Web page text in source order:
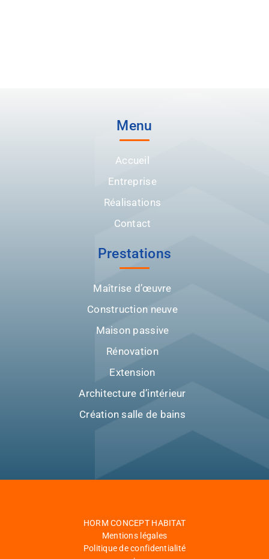
Menu
Accueil
Entreprise
Réalisations
Contact
Prestations
Maîtrise d’œuvre
Construction neuve
Maison passive
Rénovation
Extension
Architecture d’intérieur
Création salle de bains
HORM CONCEPT HABITAT
Mentions légales
Politique de confidentialité